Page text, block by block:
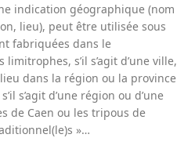
indication géographique (nom
lieu), peut être utilisée sous
fabriquées dans le
s’il s’agit d’une ville,
dans la région ou la province
s’agit d’une région ou d’une
de Caen ou les tripous de
»…